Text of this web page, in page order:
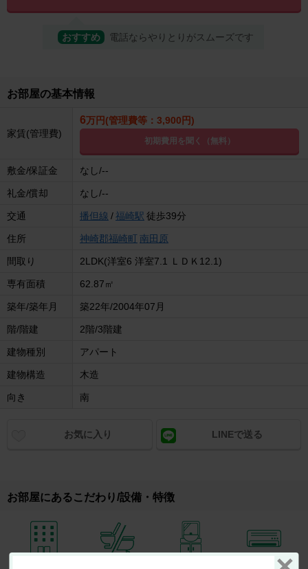
おすすめ 電話ならやりとりがスムーズです
お部屋の基本情報
家賃(管理費)
6万円(管理費等：3,900円)
初期費用を聞く（無料）
敷金/保証金 なし/--
礼金/償却 なし/--
交通 播但線 /福崎駅 徒歩39分
住所 神崎郡福崎町南田原
間取り 2LDK(洋室6 洋室7.1 ＬＤＫ12.1)
専有面積 62.87㎡
築年/築年月 築22年/2004年07月
階/階建 2階/3階建
建物種別 アパート
建物構造 木造
向き 南
お気に入り LINEで送る
お部屋にあるこだわり/設備・特徴